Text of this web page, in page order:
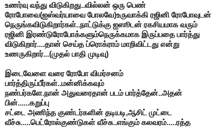
உணர்வு வந்து விடுகிறது..வில்லன் ஒரு பெண்
ரோபோவை(ஐஸ்வர்யாவை போலவே)உருவாக்கி ரஜினி ரோபோவுடன்
நெருங்கவிடுகிறார்கள்..நாட்டுக்கு ஐஸூடன் ரகசியமாக வரும்
ரஜினி இரண்டுரோபோக்களும்நெருக்கமாக இருப்பதை பார்த்து
விடுகிறார்....தான் செய்த ப்ரொக்ராம் மாறிவிட்டது என்று
உணருகிறார்...(முதல் பாதி முடிவு)
இடைவேளை வரை ரோபோ விமர்சனம்
பார்த்திருப்பீர்கள்..மன்னிக்கவும்
நண்பர்களே.நான் அதுவரைதான் படம் பார்த்தேன்..அதன்
பின்......கறுப்பு
சட்டை அணிந்த குண்டர்களின் தடியடி,ஆசிட் முட்டை
வீச்சு.....பெட்ரோல்குண்டுகள் வீச்சு..எங்கும் கலவரம்.....ரத்த